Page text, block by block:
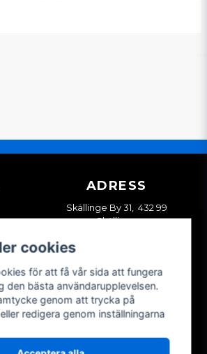
ADRESS
Skällinge By 31, 432 99
Skällinge
cookies
för att få vår sida att fungera
den bästa användarupplevelsen.
genom att trycka på
redigera genom inställningarna